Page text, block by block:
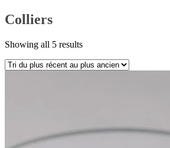
Colliers
Showing all 5 results